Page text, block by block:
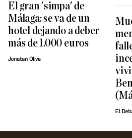
El gran 'simpa' de
Málaga: se va de un
hotel dejando a deber
más de 1.000 euros
Jonatan Oliva
El